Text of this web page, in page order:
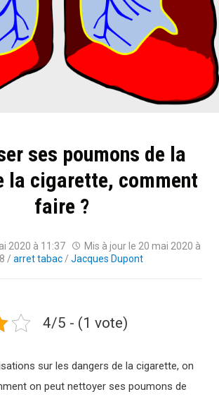
ses poumons de la
la cigarette, comment
faire ?
2020 à 11:37 Mis à jour le 20 mai 2020 à
/ arret tabac/ Jacques Dupont
4/5 - (1 vote)
sur les dangers de la cigarette, on
on peut nettoyer ses poumons de